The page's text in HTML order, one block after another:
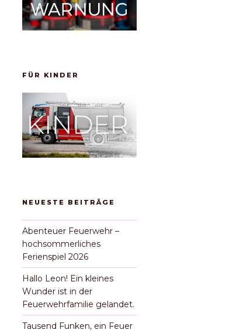
FÜR KINDER
NEUESTE BEITRÄGE
Abenteuer Feuerwehr –
hochsommerliches
Ferienspiel 2026
Hallo Leon! Ein kleines
Wunder ist in der
Feuerwehrfamilie gelandet.
Tausend Funken, ein Feuer